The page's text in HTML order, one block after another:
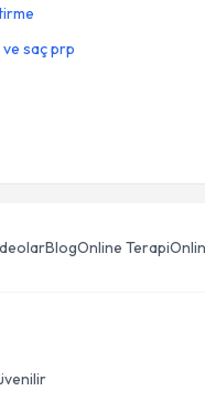
saç prp
BlogOnline Terapi